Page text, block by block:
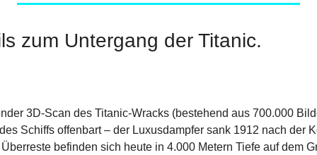
zum Untergang der Titanic.
3D-Scan des Titanic-Wracks (bestehend aus 700.000
Schiffs offenbart – der Luxusdampfer sank 1912 nach der
befinden sich heute in 4.000 Metern Tiefe auf dem